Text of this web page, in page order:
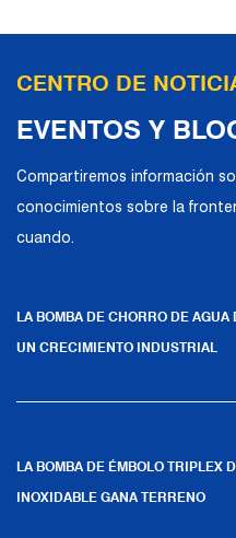
bombas industriales
intercambios
técnica, equipos de
gama, métodos de
estables y a largo
clientes y ha ganado
CENTRO DE
EVENTOS Y
Compartiremos información
conocimientos sobre la
cuando.
LA BOMBA DE CHORRO DE
UN CRECIMIENTO INDUSTRIAL
LA BOMBA DE ÉMBOLO TRIPLEX
INOXIDABLE GANA TERRENO